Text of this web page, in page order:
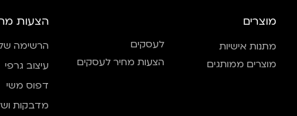
מוצרים
מתנות אישיות
מוצרים ממותגים
לעסקים
הצעות מחיר לעסקים
הצעות
הרשימה
עיצוב גרפי
דפוס משי
מדבקות